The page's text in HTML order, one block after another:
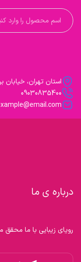
درباره ی ما
رویای زیبایی با ما
استان تهران،
09030835400